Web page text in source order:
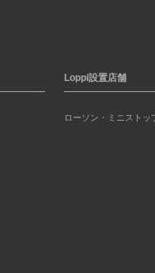
Loppi設置店舗
ローソン・ミニストッ